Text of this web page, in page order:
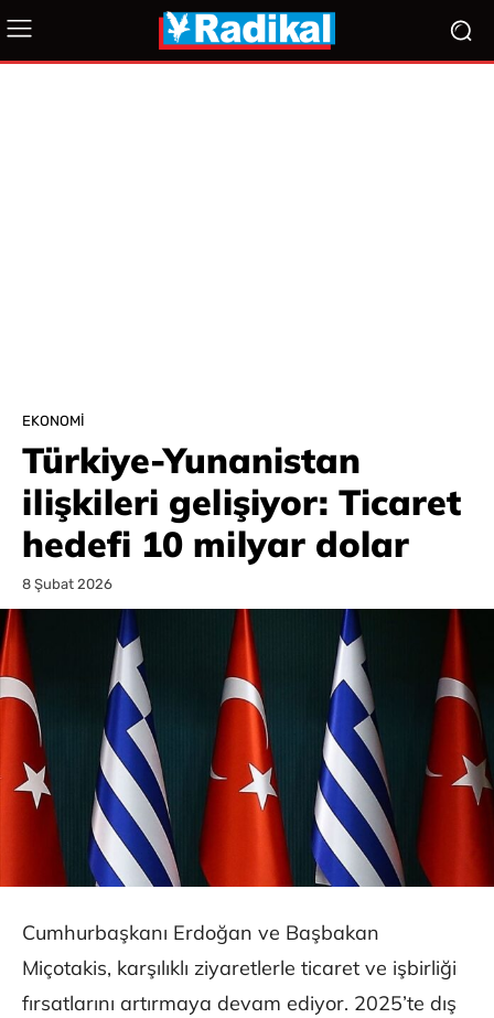
EKONOMI
Türkiye-Yunanistan
ilişkileri gelişiyor: Ticaret
hedefi 10 milyar dolar
8 Şubat 2026
Cumhurbaşkanı Erdoğan ve Başbakan
Miçotakis, karşılıklı ziyaretlerle ticaret ve işbirliği
fırsatlarını artırmaya devam ediyor. 2025’te dış